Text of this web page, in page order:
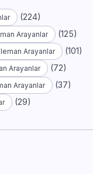
(224)
Arayanlar (125)
Arayanlar (101)
Arayanlar (72)
Arayanlar (37)
(29)